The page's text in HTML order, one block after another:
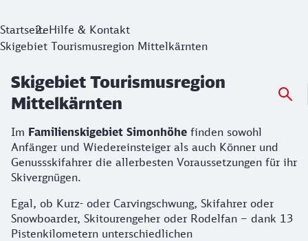
StartseiteHilfe & Kontakt
Skigebiet Tourismusregion Mittelkärnten
Skigebiet Tourismusregion
Mittelkärnten
Im Familienskigebiet Simonhöhe finden sowohl
Anfänger und Wiedereinsteiger als auch Könner und
Genussskifahrer die allerbesten Voraussetzungen für ihr
Skivergnügen.
Egal, ob Kurz- oder Carvingschwung, Skifahrer oder
Snowboarder, Skitourengeher oder Rodelfan – dank 13
Pistenkilometern unterschiedlichen